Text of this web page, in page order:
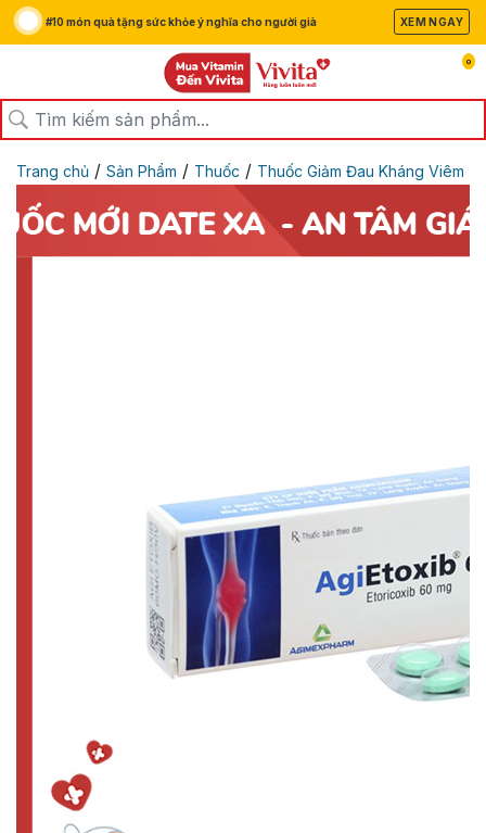
#10 món quà tặng sức khỏe ý nghĩa cho người già XEM NGAY
0
Trang chủ / Sản Phẩm / Thuốc / Thuốc Giảm Đau Kháng Viêm